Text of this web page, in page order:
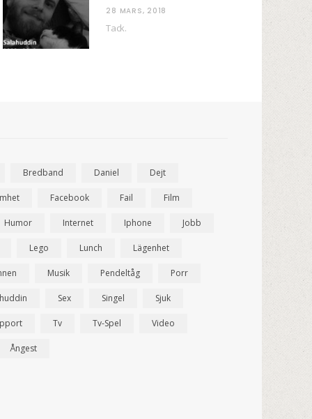
28 MARS, 2018
Tack.
Bredband Daniel Dejt
Facebook Fail Film
Humor Internet Iphone Jobb
Lego Lunch Lägenhet
Musik Pendeltåg Porr
Sex Singel Sjuk
Tv Tv-Spel Video
Ångest